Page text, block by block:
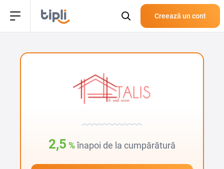
Creează un cont
2,5 %înapoi de la cumpărătură